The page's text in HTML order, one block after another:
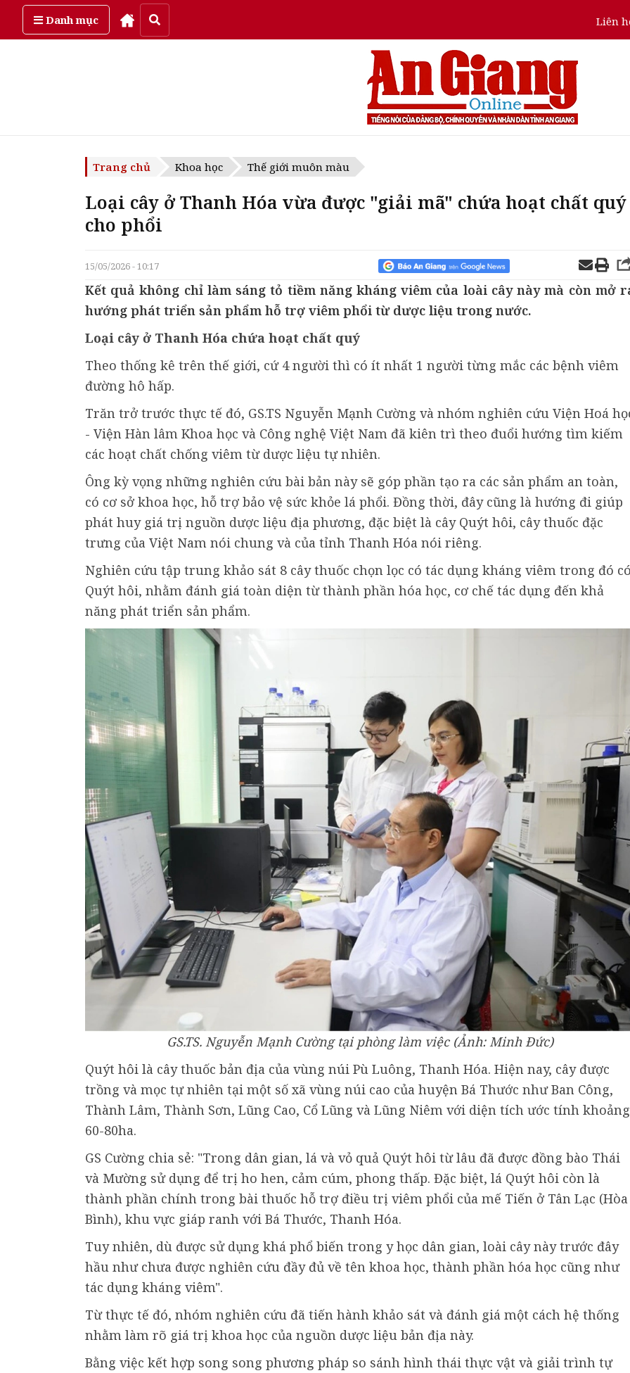
Danh mục Liên
Chủ Nhật, ngày 9/08/2026
Trang chủ Khoa học Thế giới muôn màu
Loại cây ở Thanh Hóa vừa được "giải mã" chứa hoạt chất quý
cho phổi
15/05/2026 - 10:17
Kết quả không chỉ làm sáng tỏ tiềm năng kháng viêm của loài cây này mà còn mở
hướng phát triển sản phẩm hỗ trợ viêm phổi từ dược liệu trong nước.
Loại cây ở Thanh Hóa chứa hoạt chất quý
Theo thống kê trên thế giới, cứ 4 người thì có ít nhất 1 người từng mắc các bệnh viêm
đường hô hấp.
Trăn trở trước thực tế đó, GS.TS Nguyễn Mạnh Cường và nhóm nghiên cứu Viện Hoá
- Viện Hàn lâm Khoa học và Công nghệ Việt Nam đã kiên trì theo đuổi hướng tìm kiếm
các hoạt chất chống viêm từ dược liệu tự nhiên.
Ông kỳ vọng những nghiên cứu bài bản này sẽ góp phần tạo ra các sản phẩm an toàn,
có cơ sở khoa học, hỗ trợ bảo vệ sức khỏe lá phổi. Đồng thời, đây cũng là hướng đi giúp
phát huy giá trị nguồn dược liệu địa phương, đặc biệt là cây Quýt hôi, cây thuốc đặc
trưng của Việt Nam nói chung và của tỉnh Thanh Hóa nói riêng.
Nghiên cứu tập trung khảo sát 8 cây thuốc chọn lọc có tác dụng kháng viêm trong đó
Quýt hôi, nhằm đánh giá toàn diện từ thành phần hóa học, cơ chế tác dụng đến khả
năng phát triển sản phẩm.
GS.TS. Nguyễn Mạnh Cường tại phòng làm việc (Ảnh: Minh Đức)
Quýt hôi là cây thuốc bản địa của vùng núi Pù Luông, Thanh Hóa. Hiện nay, cây được
trồng và mọc tự nhiên tại một số xã vùng núi cao của huyện Bá Thước như Ban Công,
Thành Lâm, Thành Sơn, Lũng Cao, Cổ Lũng và Lũng Niêm với diện tích ước tính khoảng
60-80ha.
GS Cường chia sẻ: "Trong dân gian, lá và vỏ quả Quýt hôi từ lâu đã được đồng bào Thái
và Mường sử dụng để trị ho hen, cảm cúm, phong thấp. Đặc biệt, lá Quýt hôi còn là
thành phần chính trong bài thuốc hỗ trợ điều trị viêm phổi của mế Tiến ở Tân Lạc (Hòa
Bình), khu vực giáp ranh với Bá Thước, Thanh Hóa.
Tuy nhiên, dù được sử dụng khá phổ biến trong y học dân gian, loài cây này trước đây
hầu như chưa được nghiên cứu đầy đủ về tên khoa học, thành phần hóa học cũng như
tác dụng kháng viêm".
Từ thực tế đó, nhóm nghiên cứu đã tiến hành khảo sát và đánh giá một cách hệ thống
nhằm làm rõ giá trị khoa học của nguồn dược liệu bản địa này.
Bằng việc kết hợp song song phương pháp so sánh hình thái thực vật và giải trình tự